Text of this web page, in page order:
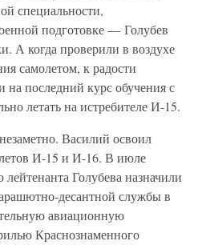
специальности,
подготовке — Голубев
А когда проверили в воздухе
самолетом, к радости
на последний курс обучения с
летать на истребителе И-15.
Василий освоил
И-15 и И-16. В июле
Голубева назначили
десантной службы в
авиационную
Краснознаменного